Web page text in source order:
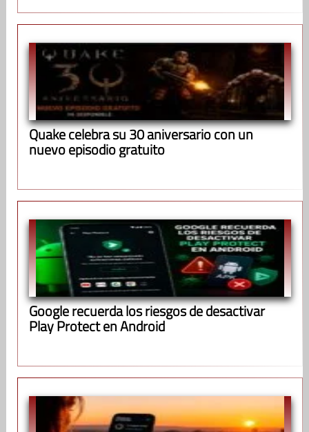
Quake celebra su 30 aniversario con un
nuevo episodio gratuito
Google recuerda los riesgos de desactivar
Play Protect en Android